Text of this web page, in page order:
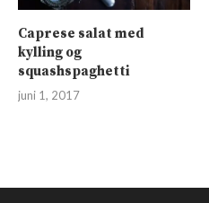
Caprese salat med
kylling og
squashspaghetti
juni 1, 2017